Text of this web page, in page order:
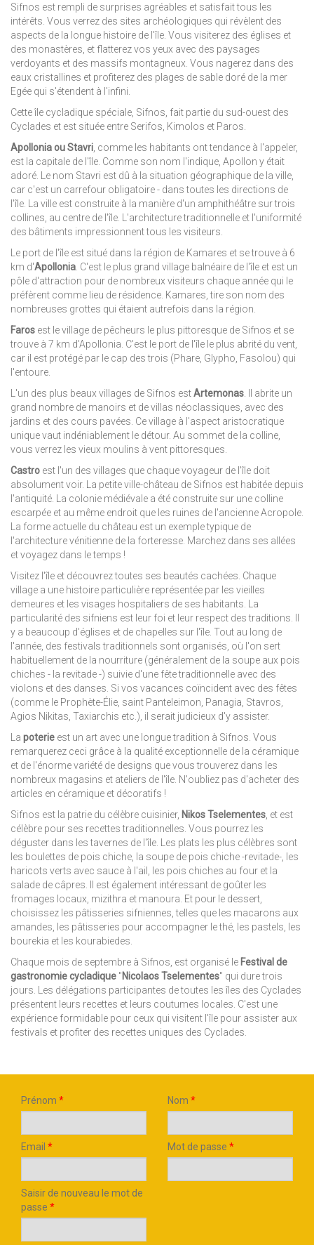
Sifnos est rempli de surprises agréables et satisfait tous les
intérêts. Vous verrez des sites archéologiques qui révèlent des
aspects de la longue histoire de l'île. Vous visiterez des églises et
des monastères, et flatterez vos yeux avec des paysages
verdoyants et des massifs montagneux. Vous nagerez dans des
eaux cristallines et profiterez des plages de sable doré de la mer
Egée qui s'étendent à l'infini.
Cette île cycladique spéciale, Sifnos, fait partie du sud-ouest des
Cyclades et est située entre Serifos, Kimolos et Paros.
Apollonia ou Stavri , comme les habitants ont tendance à l'appeler,
est la capitale de l'île. Comme son nom l'indique, Apollon y était
adoré. Le nom Stavri est dû à la situation géographique de la ville,
car c'est un carrefour obligatoire - dans toutes les directions de
l'île. La ville est construite à la manière d'un amphithéâtre sur trois
collines, au centre de l'île. L'architecture traditionnelle et l'uniformité
des bâtiments impressionnent tous les visiteurs.
Le port de l'île est situé dans la région de Kamares et se trouve à 6
km d'Apollonia . C'est le plus grand village balnéaire de l'île et est un
pôle d'attraction pour de nombreux visiteurs chaque année qui le
préfèrent comme lieu de résidence. Kamares, tire son nom des
nombreuses grottes qui étaient autrefois dans la région.
Faros est le village de pêcheurs le plus pittoresque de Sifnos et se
trouve à 7 km d'Apollonia. C'est le port de l'île le plus abrité du vent,
car il est protégé par le cap des trois (Phare, Glypho, Fasolou) qui
l'entoure.
L'un des plus beaux villages de Sifnos estArtemonas . Il abrite un
grand nombre de manoirs et de villas néoclassiques, avec des
jardins et des cours pavées. Ce village à l'aspect aristocratique
unique vaut indéniablement le détour. Au sommet de la colline,
vous verrez les vieux moulins à vent pittoresques.
Castro est l'un des villages que chaque voyageur de l'île doit
absolument voir. La petite ville-château de Sifnos est habitée depuis
l'antiquité. La colonie médiévale a été construite sur une colline
escarpée et au même endroit que les ruines de l'ancienne Acropole.
La forme actuelle du château est un exemple typique de
l'architecture vénitienne de la forteresse. Marchez dans ses allées
et voyagez dans le temps !
Visitez l'île et découvrez toutes ses beautés cachées. Chaque
village a une histoire particulière représentée par les vieilles
demeures et les visages hospitaliers de ses habitants. La
particularité des sifniens est leur foi et leur respect des traditions. Il
y a beaucoup d'églises et de chapelles sur l'île. Tout au long de
l'année, des festivals traditionnels sont organisés, où l'on sert
habituellement de la nourriture (généralement de la soupe aux pois
chiches - la revitade -) suivie d'une fête traditionnelle avec des
violons et des danses. Si vos vacances coïncident avec des fêtes
(comme le Prophète-Élie, saint Panteleimon, Panagia, Stavros,
Agios Nikitas, Taxiarchis etc.), il serait judicieux d'y assister.
La poterie est un art avec une longue tradition à Sifnos. Vous
remarquerez ceci grâce à la qualité exceptionnelle de la céramique
et de l'énorme variété de designs que vous trouverez dans les
nombreux magasins et ateliers de l'île. N'oubliez pas d'acheter des
articles en céramique et décoratifs !
Sifnos est la patrie du célèbre cuisinier, Nikos Tselementes , et est
célèbre pour ses recettes traditionnelles. Vous pourrez les
déguster dans les tavernes de l'île. Les plats les plus célèbres sont
les boulettes de pois chiche, la soupe de pois chiche -revitade-, les
haricots verts avec sauce à l'ail, les pois chiches au four et la
salade de câpres. Il est également intéressant de goûter les
fromages locaux, mizithra et manoura. Et pour le dessert,
choisissez les pâtisseries sifniennes, telles que les macarons aux
amandes, les pâtisseries pour accompagner le thé, les pastels, les
bourekia et les kourabiedes.
Chaque mois de septembre à Sifnos, est organisé le Festival de
gastronomie cycladique "Nicolaos Tselementes" qui dure trois
jours. Les délégations participantes de toutes les îles des Cyclades
présentent leurs recettes et leurs coutumes locales. C'est une
expérience formidable pour ceux qui visitent l'île pour assister aux
festivals et profiter des recettes uniques des Cyclades.
Prénom * Nom *
Email * Mot de passe *
Saisir de nouveau le mot de
passe *